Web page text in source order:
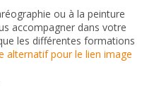
ou à la peinture
accompagner dans votre
les différentes formations